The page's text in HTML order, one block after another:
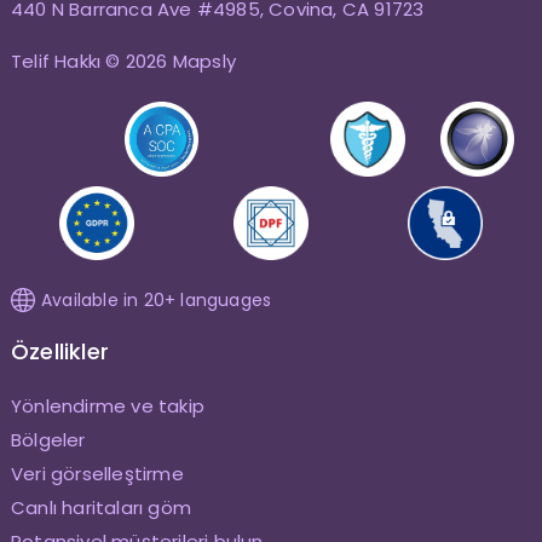
440 N Barranca Ave #4985, Covina, CA 91723
Telif Hakkı © 2026 Mapsly
Available in 20+ languages
Özellikler
Yönlendirme ve takip
Bölgeler
Veri görselleştirme
Canlı haritaları göm